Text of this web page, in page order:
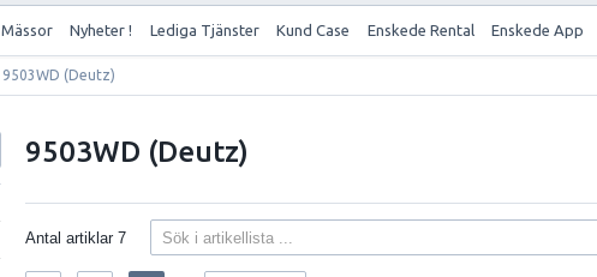
Mässor Nyheter ! Lediga Tjänster Kund Case Enskede Rental Enskede App
9503WD (Deutz)
9503WD (Deutz)
Antal artiklar7